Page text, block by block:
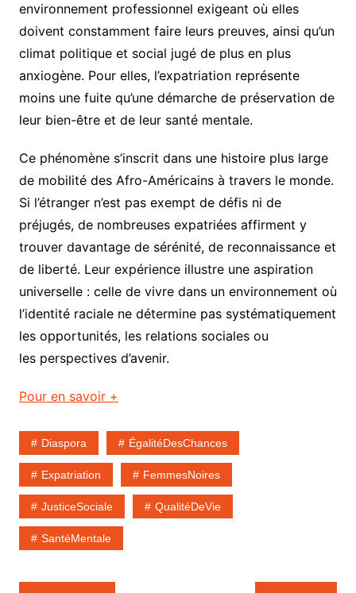
environnement professionnel exigeant où elles
doivent constamment faire leurs preuves, ainsi qu’un
climat politique et social jugé de plus en plus
anxiogène. Pour elles, l’expatriation représente
moins une fuite qu’une démarche de préservation de
leur bien-être et de leur santé mentale.
Ce phénomène s’inscrit dans une histoire plus large
de mobilité des Afro-Américains à travers le monde.
Si l’étranger n’est pas exempt de défis ni de
préjugés, de nombreuses expatriées affirment y
trouver davantage de sérénité, de reconnaissance et
de liberté. Leur expérience illustre une aspiration
universelle : celle de vivre dans un environnement où
l’identité raciale ne détermine pas systématiquement
les opportunités, les relations sociales ou
les perspectives d’avenir.
Pour en savoir +
Diaspora ÉgalitéDesChances
Expatriation FemmesNoires
JusticeSociale QualitéDeVie
SantéMentale